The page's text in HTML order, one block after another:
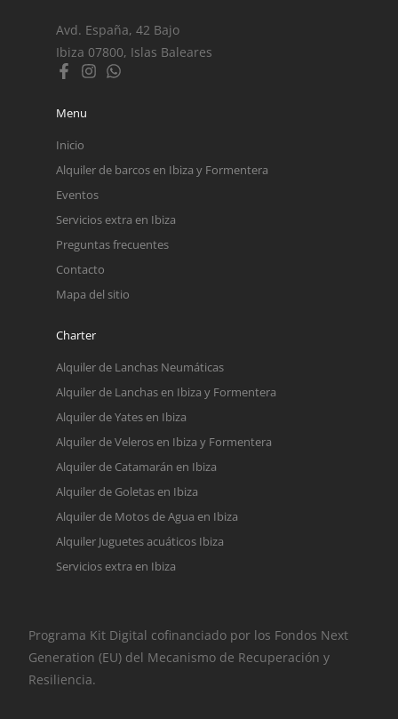
Avd. España, 42 Bajo
Ibiza 07800, Islas Baleares
Menu
Inicio
Alquiler de barcos en Ibiza y Formentera
Eventos
Servicios extra en Ibiza
Preguntas frecuentes
Contacto
Mapa del sitio
Charter
Alquiler de Lanchas Neumáticas
Alquiler de Lanchas en Ibiza y Formentera
Alquiler de Yates en Ibiza
Alquiler de Veleros en Ibiza y Formentera
Alquiler de Catamarán en Ibiza
Alquiler de Goletas en Ibiza
Alquiler de Motos de Agua en Ibiza
Alquiler Juguetes acuáticos Ibiza
Servicios extra en Ibiza
Programa Kit Digital cofinanciado por los Fondos Next
Generation (EU) del Mecanismo de Recuperación y
Resiliencia.